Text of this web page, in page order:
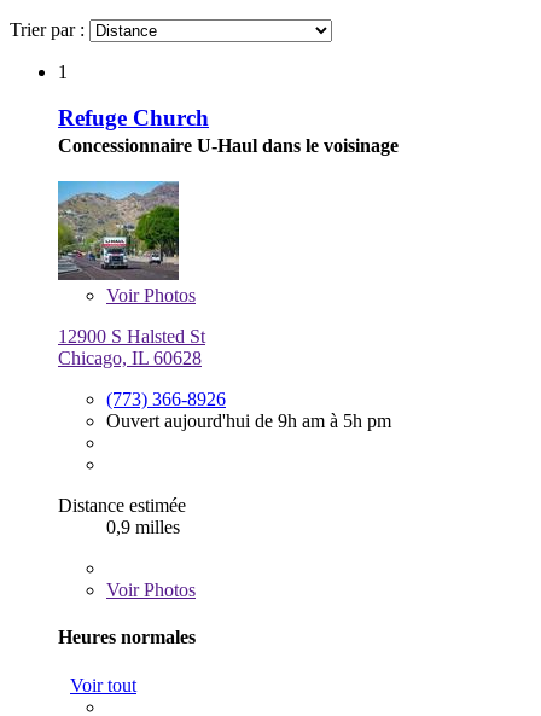
Trier par :
1
Refuge Church
Concessionnaire U-Haul dans le voisinage
VoirPhotos
12900 S Halsted St
Chicago, IL 60628
(773) 366-8926
Ouvert aujourd'hui de 9h am à 5h pm
Distance estimée
0,9 milles
VoirPhotos
Heures normales
Voir tout